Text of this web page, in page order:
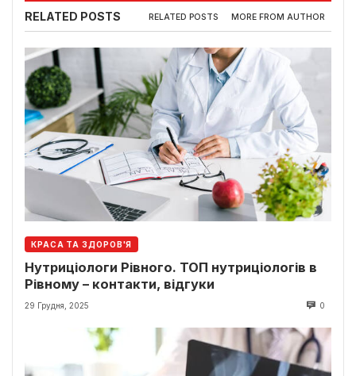
RELATED POSTS RELATED POSTS MORE FROM AUTHOR
КРАСА ТА ЗДОРОВ'Я
Нутриціологи Рівного. ТОП нутриціологів в
Рівному – контакти, відгуки
29 Грудня, 2025 0